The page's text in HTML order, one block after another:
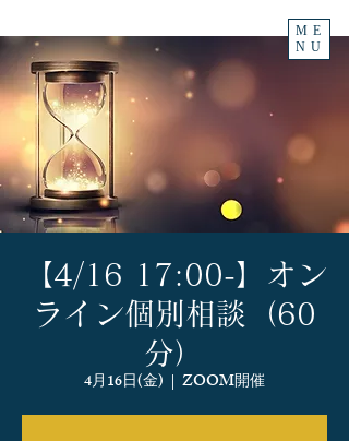
ME
NU
【4/16 17:00-】オン
ライン個別相談（60
分）
4月16日(金)
  |
ZOOM開催